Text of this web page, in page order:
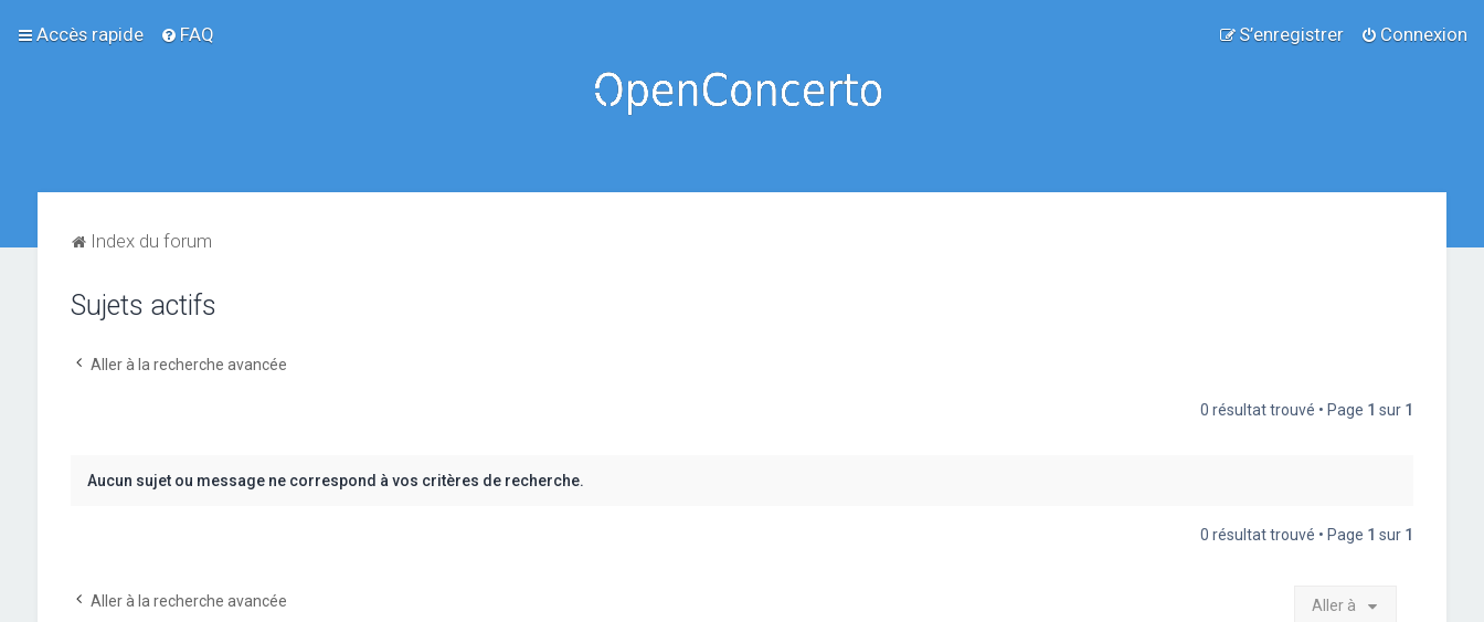
Accès rapide FAQ Connexion
S’enregistrer
Index du forum
Sujets actifs
Aller à la recherche avancée
0 résultat trouvé • Page 1 sur 1
Aucun sujet ou message ne correspond à vos critères de recherche.
0 résultat trouvé • Page 1 sur 1
Aller à la recherche avancée Aller à